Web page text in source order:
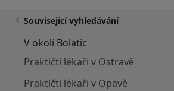
Související vyhledávání
V okolí Bolatic
Praktičtí lékaři v Ostravě
Praktičtí lékaři v Opavě